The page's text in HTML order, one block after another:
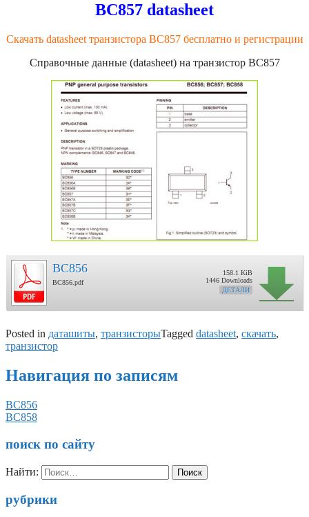
BC857 datasheet
Скачать datasheet транзистора BC857 бесплатно и регистрации
Справочные данные (datasheet) на транзистор BC857
BC856
BC856.pdf
158.1 KiB
1446 Downloads
ДЕТАЛИ
Posted in даташиты, транзисторыTagged datasheet, скачать,
транзистор
Навигация по записям
BC856
BC858
поиск по сайту
Найти:
рубрики